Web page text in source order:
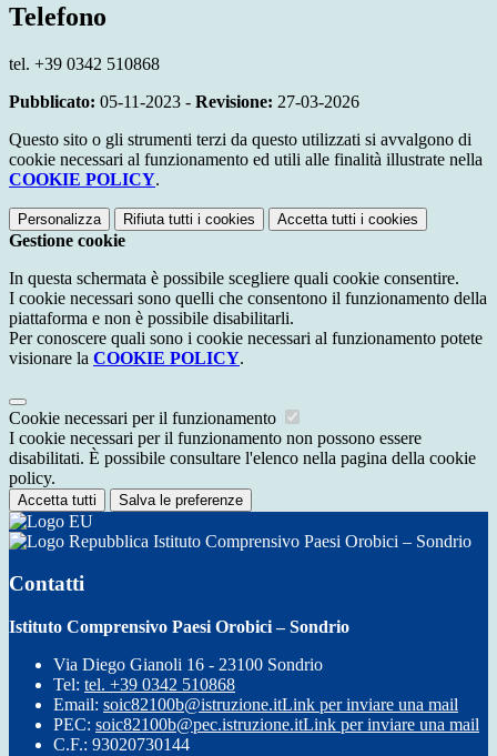
Telefono
tel. +39 0342 510868
Pubblicato: 05-11-2023 - Revisione: 27-03-2026
Questo sito o gli strumenti terzi da questo utilizzati si avvalgono di
cookie necessari al funzionamento ed utili alle finalità illustrate nella
COOKIE POLICY.
Personalizza Rifiuta tutti i cookies Accetta tutti i cookies
Gestione cookie
In questa schermata è possibile scegliere quali cookie consentire.
I cookie necessari sono quelli che consentono il funzionamento della
piattaforma e non è possibile disabilitarli.
Per conoscere quali sono i cookie necessari al funzionamento potete
visionare la COOKIE POLICY.
Cookie necessari per il funzionamento
I cookie necessari per il funzionamento non possono essere
disabilitati. È possibile consultare l'elenco nella pagina della cookie
policy.
Accetta tutti Salva le preferenze
Istituto Comprensivo Paesi Orobici – Sondrio
Contatti
Istituto Comprensivo Paesi Orobici – Sondrio
Via Diego Gianoli 16 - 23100 Sondrio
Tel: tel. +39 0342 510868
Email: soic82100b@istruzione.itLink per inviare una mail
PEC: soic82100b@pec.istruzione.itLink per inviare una mail
C.F.: 93020730144